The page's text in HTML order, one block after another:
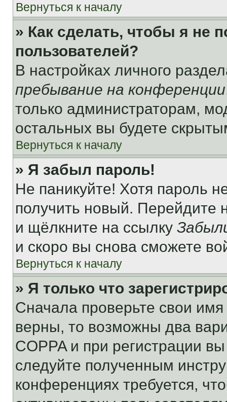
Вернуться к началу
» Как сделать, чтобы я не
пользователей?
В настройках личного
пребывание на конференции
только администраторам,
остальных вы будете
Вернуться к началу
» Я забыл пароль!
Не паникуйте! Хотя пароль
получить новый. Перейдите
и щёлкните на ссылку
и скоро вы снова сможете
Вернуться к началу
» Я только что
Сначала проверьте свои
верны, то возможны два
COPPA и при регистрации
следуйте полученным
конференциях требуется,